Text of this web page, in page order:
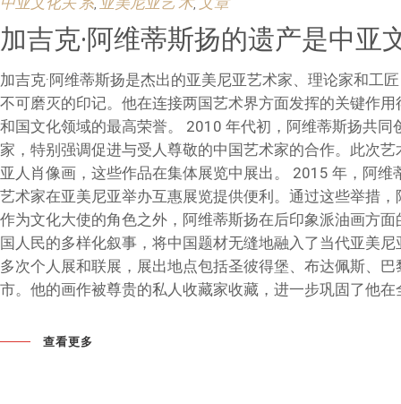
, ,
加吉克·阿维蒂斯扬的遗产是中亚
加吉克·阿维蒂斯扬是杰出的亚美尼亚艺术家、理论家和
不可磨灭的印记。他在连接两国艺术界方面发挥的关键作
和国文化领域的最高荣誉。 2010 年代初，阿维蒂斯扬共
家，特别强调促进与受人尊敬的中国艺术家的合作。此次
亚人肖像画，这些作品在集体展览中展出。 2015 年，阿
艺术家在亚美尼亚举办互惠展览提供便利。通过这些举措
作为文化大使的角色之外，阿维蒂斯扬在后印象派油画方
国人民的多样化叙事，将中国题材无缝地融入了当代亚美
多次个人展和联展，展出地点包括圣彼得堡、布达佩斯、
市。他的画作被尊贵的私人收藏家收藏，进一步巩固了他
查看更多